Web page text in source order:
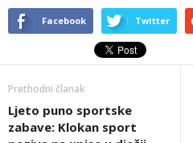
Facebook Twitter
Prethodni članak
Ljeto puno sportske
zabave: Klokan sport